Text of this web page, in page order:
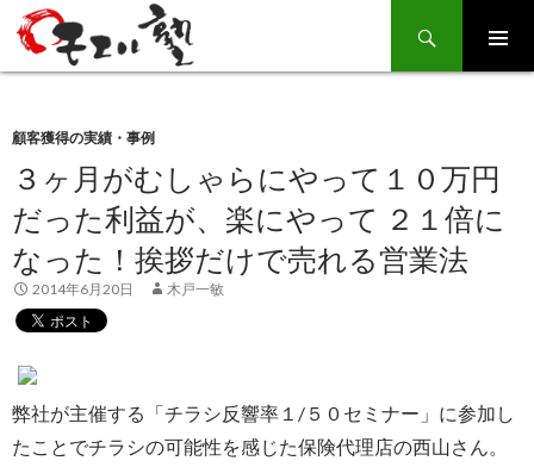
Search
SKIP
TO
顧客獲得の実績・事例
３ヶ月がむしゃらにやって１０万円
だった利益が、楽にやって ２１倍に
なった！挨拶だけで売れる営業法
2014年6月20日 木戸一敏
弊社が主催する「チラシ反響率１/５０セミナー」に参加し
たことでチラシの可能性を感じた保険代理店の西山さん。